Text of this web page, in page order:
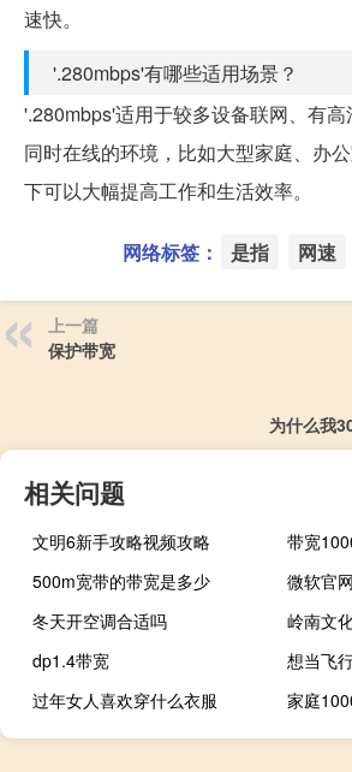
速快。
'.280mbps'有哪些适用场景？
'.280mbps'适用于较多设备联网、有
同时在线的环境，比如大型家庭、办
下可以大幅提高工作和生活效率。
网络标签： 是指 网速
上一篇
保护带宽
为什么我
相关问题
文明6新手攻略视频攻略
带宽
500m宽带的带宽是多少
冬天开空调合适吗
岭南文
dp1.4带宽
想当飞
过年女人喜欢穿什么衣服
家庭